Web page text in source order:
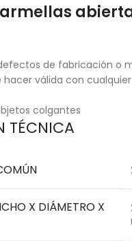
de fabricación o
hacer válida con
colgantes
TÉCNICA
X DIÁMETRO X